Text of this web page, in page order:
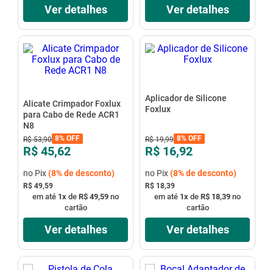
Ver detalhes Ver detalhes
Alicate Crimpador Foxlux
para Cabo de Rede ACR1
N8
R$ 53,90 8%OFF
R$ 45,62
no Pix(8%de desconto)
R$ 49,59
em até 1x de R$ 49,59 no
cartão
Ver detalhes
Aplicador de Silicone
Foxlux
R$ 19,99 8%OFF
R$ 16,92
no Pix(8%de desconto)
R$ 18,39
em até 1x de R$ 18,39 no
cartão
Ver detalhes